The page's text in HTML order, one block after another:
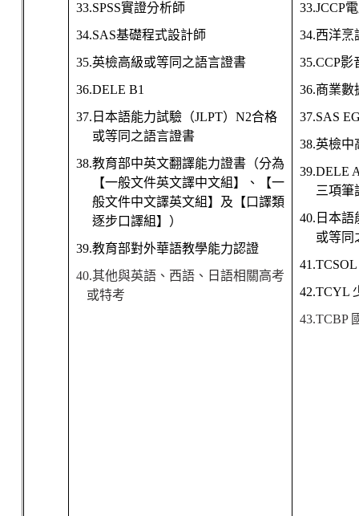
33.SPSS實證分析師
34.SAS基礎程式設計師
35.英檢高級或等同之語言證書
36.DELE B1
37. 日本語能力試驗（JLPT）N2合格
或等同之語言證書
38.教育部中英文翻譯能力證書（分為
【一般文件英文譯中文組】、【一
般文件中文譯英文組】及【口譯類
逐步口譯組】）
39.教育部對外華語教學能力認證
40.其他與英語、西語、日語相關高考
或特考
33.JCCP
34.西洋烹
35.CCP影
36.商業數
37.SAS
38.英檢中
39.DELE
三項筆
40. 日本
或等同
42.TCYL
43.TCBP